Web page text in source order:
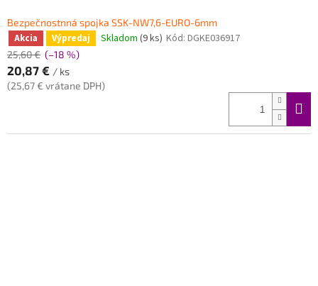
Bezpečnostnná spojka SSK-NW7,6-EURO-6mm
Akcia Výpredaj Skladom (9 ks) Kód: DGKE036917
25,60 € (–18 %)
20,87 € / ks
(25,67 € vrátane DPH)